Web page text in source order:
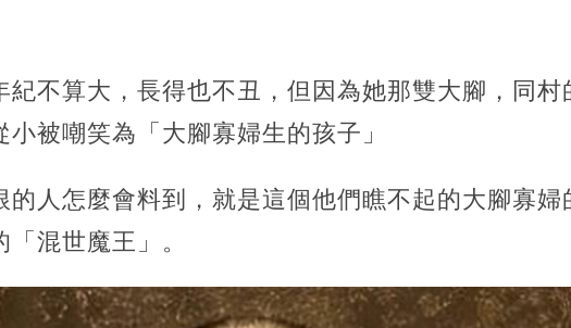
紀不算大，長得也不丑，但因為她那雙大腳，同村
小被嘲笑為「大腳寡婦生的孩子」
的人怎麼會料到，就是這個他們瞧不起的大腳寡婦
混世魔王」。